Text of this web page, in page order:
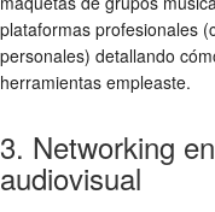
plataformas profesionales
personales) detallando
herramientas empleaste.
3. Networking
audiovisual